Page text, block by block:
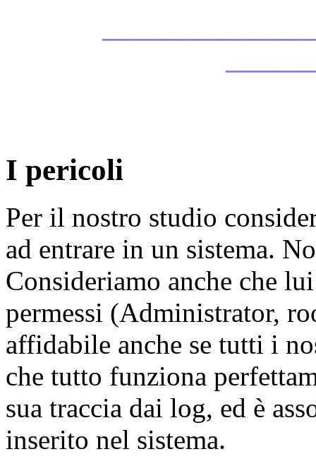
I pericoli
Per il nostro studio
ad entrare in un sistema.
Consideriamo anche che
permessi (Administrator,
affidabile anche se tutti i
che tutto funziona
sua traccia dai log, ed è
inserito nel sistema.